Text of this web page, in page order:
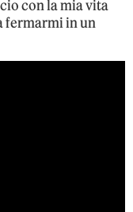
con la mia vita
fermarmi in un